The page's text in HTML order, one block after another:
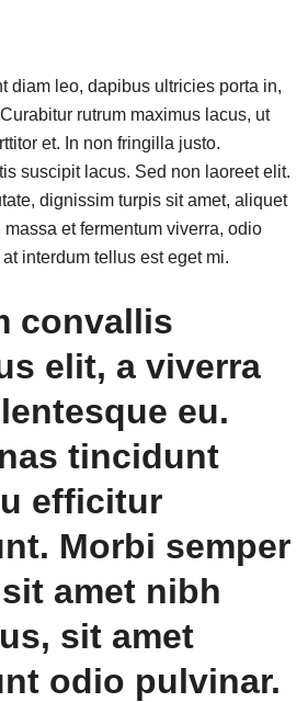
diam leo, dapibus ultricies porta in,
rutrum maximus lacus, ut
et. In non fringilla justo.
suscipit lacus. Sed non laoreet elit.
dignissim turpis sit amet, aliquet
et fermentum viverra, odio
interdum tellus est eget mi.
convallis
elit, a viverra
eu.
tincidunt
efficitur
Morbi semper
amet nibh
sit amet
odio pulvinar.